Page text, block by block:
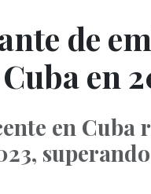
de
en
en Cuba
superando